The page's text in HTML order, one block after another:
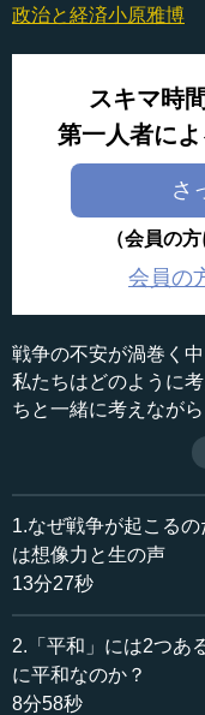
政治と経済小原雅博
スキマ時
第一人者に
さ
（会員の
会員の
戦争の不安が渦巻く
私たちはどのように
ちと一緒に考えなが
クの名言を取り上げ
が、人類の歴史はた
歴史に学ぶことの重
日開催:紀伊國屋書店
※インタビュアー：
編集長）
収録日：2025年8月
追加日：2026年3月8
カテゴリー：
教育
教育一般
政治
外交
≪全文≫
1.なぜ戦争が起こる
は想像力と生の声
13分27秒
2.「平和」には2つあ
に平和なのか？
8分58秒